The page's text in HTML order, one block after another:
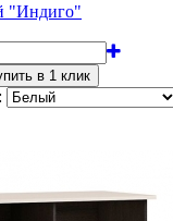
"Индиго"